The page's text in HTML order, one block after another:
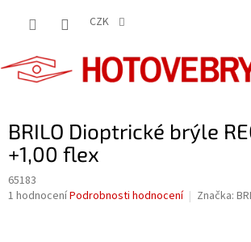
CZK
BRILO Dioptrické brýle
+1,00 flex
65183
Průměrné
1 hodnoceníPodrobnosti hodnocení Značka: